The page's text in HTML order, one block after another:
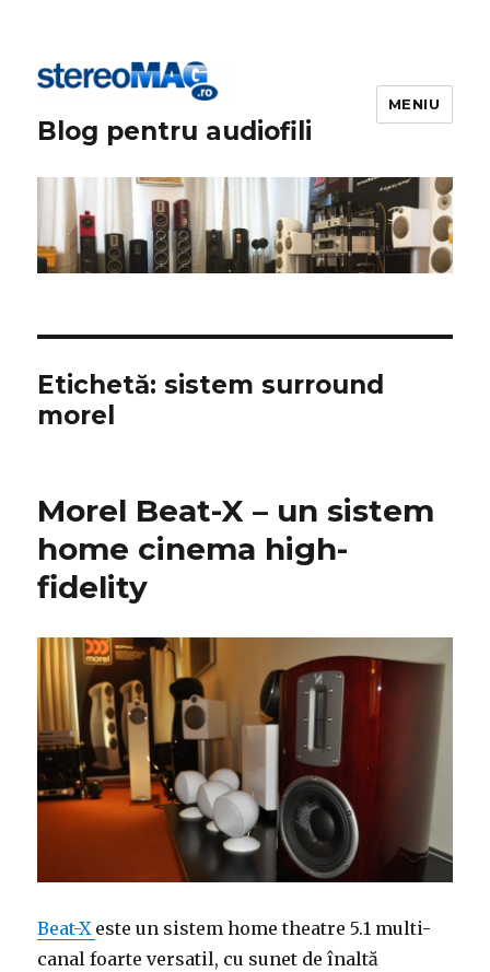
Blog pentru audiofili
MENIU
Etichetă:sistem surround
morel
Morel Beat-X – un sistem
home cinema high-
fidelity
Beat-X este un sistem home theatre 5.1 multi-
canal foarte versatil, cu sunet de înaltă